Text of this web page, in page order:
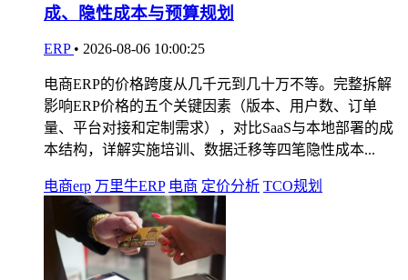
成、隐性成本与预算规划
ERP • 2026-08-06 10:00:25
电商ERP的价格跨度从几千元到几十万不等。完整拆解
影响ERP价格的五个关键因素（版本、用户数、订单
量、平台对接和定制需求），对比SaaS与本地部署的成
本结构，详解实施培训、数据迁移等四笔隐性成本...
电商erp 万里牛ERP 电商 定价分析 TCO规划